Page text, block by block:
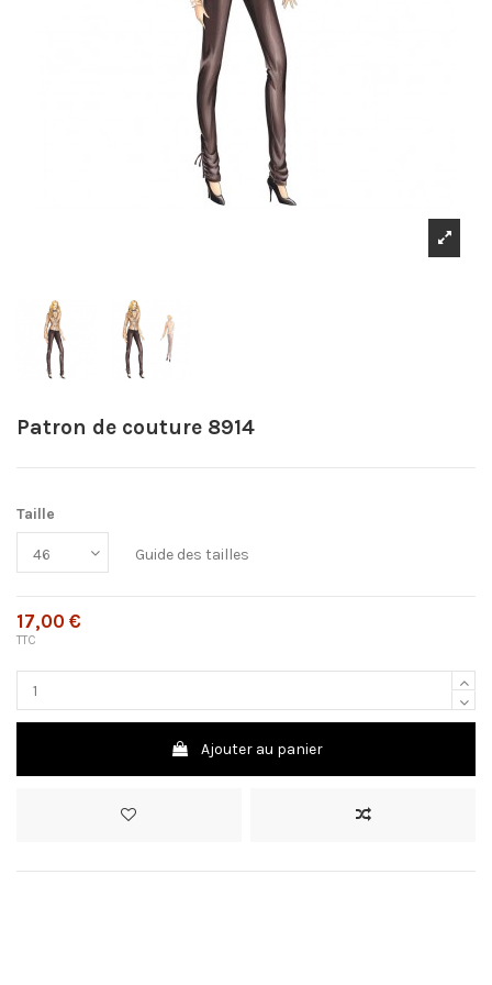
Patron de couture 8914
Taille
Guide des tailles
17,00 €
TTC
Ajouter au panier